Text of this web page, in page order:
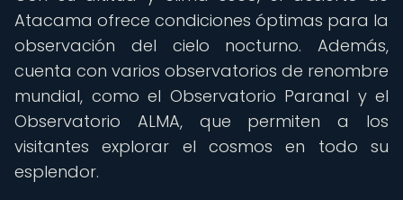
Atacama ofrece condiciones óptimas para la
observación del cielo nocturno. Además,
cuenta con varios observatorios de renombre
mundial, como el Observatorio Paranal y el
Observatorio ALMA, que permiten a los
visitantes explorar el cosmos en todo su
esplendor.